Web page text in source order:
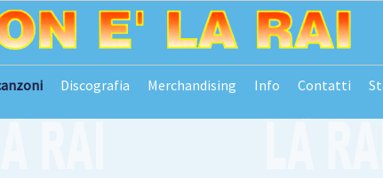
Discografia Merchandising Info Contatti